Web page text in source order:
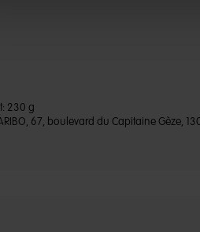
230 g
67, boulevard du Capitaine Gèze,